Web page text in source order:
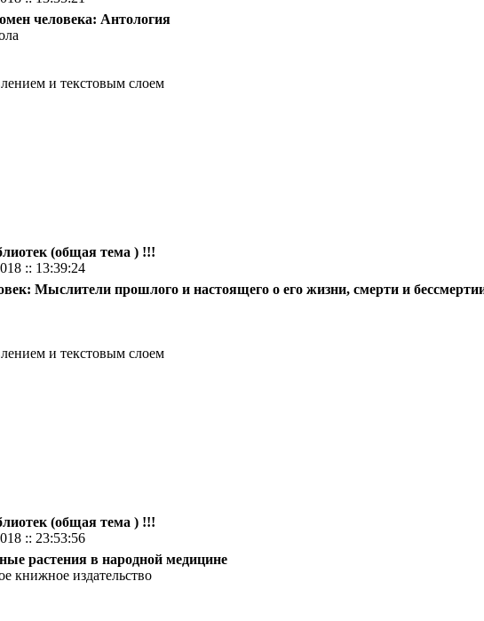
человека: Антология
и текстовым слоем
(общая тема ) !!!
:: 13:39:24
Мыслители прошлого и настоящего о его жизни, смерти и
и текстовым слоем
(общая тема ) !!!
:: 23:53:56
растения в народной медицине
книжное издательство